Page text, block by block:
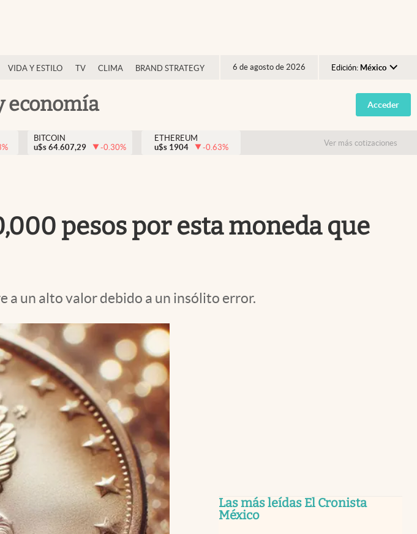
VIDA Y ESTILO TV CLIMA BRAND STRATEGY 6 de agosto de 2026 Edición: México
Argentina
España
USA
economía Acceder
%
BITCOIN
u$s 64.607,29 -0.30%
ETHEREUM
u$s 1904 -0.63% Ver más cotizaciones
pesos por esta moneda que
a un alto valor debido a un insólito error.
Las más leídas El Cronista
México